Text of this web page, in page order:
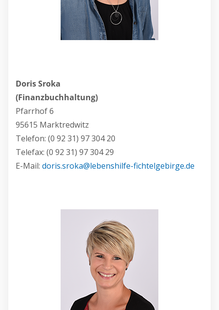
Doris Sroka
(Finanzbuchhaltung)
Pfarrhof 6
95615 Marktredwitz
Telefon: (0 92 31) 97 304 20
Telefax: (0 92 31) 97 304 29
E-Mail: doris.sroka@lebenshilfe-fichtelgebirge.de